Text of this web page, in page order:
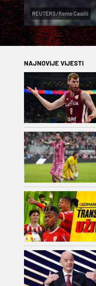
REUTERS/Remo Casilli
NAJNOVIJE VIJESTI